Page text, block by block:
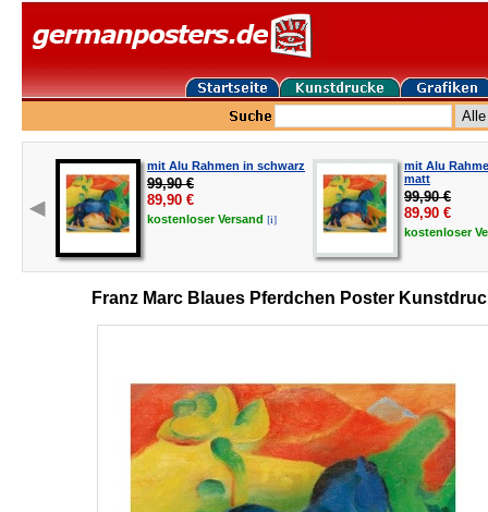
mit Alu Rahmen in schwarz
99,90 €
89,90 €
kostenloserVersand [i]
mit Alu
matt
99,90 €
89,90 €
kostenloser
Franz Marc Blaues Pferdchen Poster